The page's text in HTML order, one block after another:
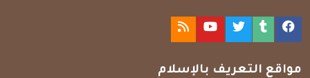
مواقع التعريف بالإسلام